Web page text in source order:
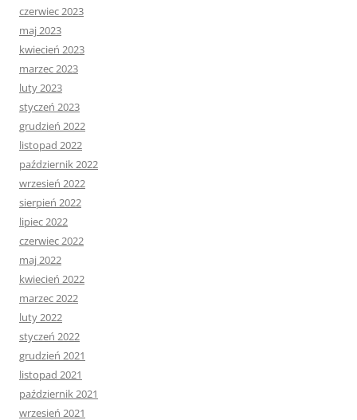
czerwiec 2023
maj 2023
kwiecień 2023
marzec 2023
luty 2023
styczeń 2023
grudzień 2022
listopad 2022
październik 2022
wrzesień 2022
sierpień 2022
lipiec 2022
czerwiec 2022
maj 2022
kwiecień 2022
marzec 2022
luty 2022
styczeń 2022
grudzień 2021
listopad 2021
październik 2021
wrzesień 2021